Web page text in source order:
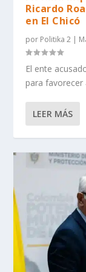
Ricardo
en El Chicó
por Politika 2 |
El ente
para favorecer
LEER MÁS